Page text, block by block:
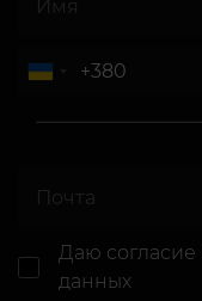
Даю согласие
данных